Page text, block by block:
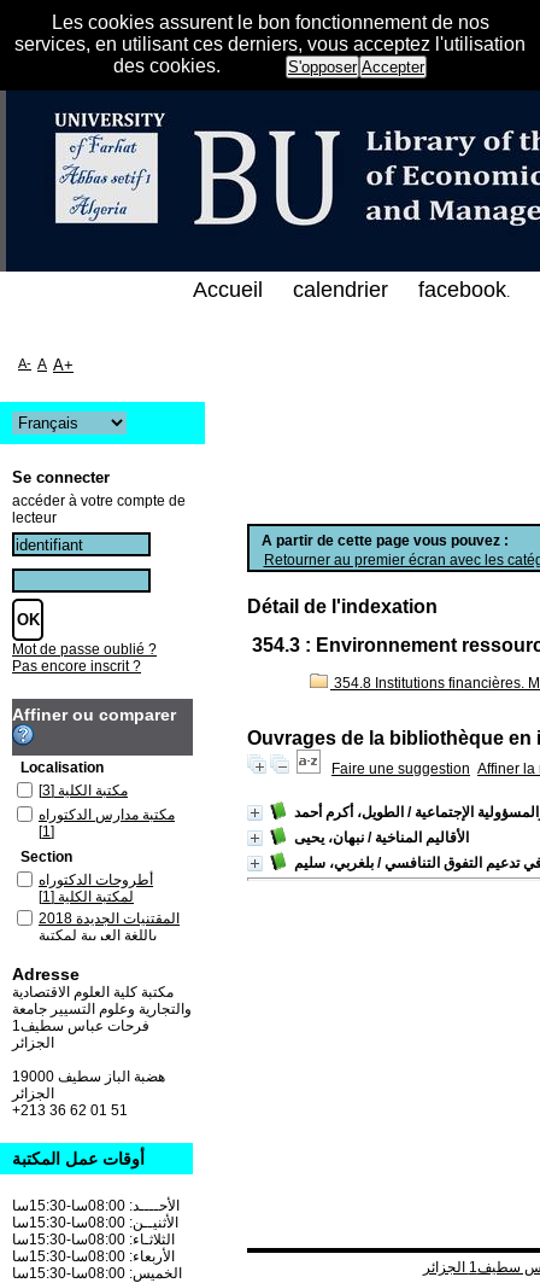
Les cookies assurent le bon fonctionnement de nos
services, en utilisant ces derniers, vous acceptez l'utilisation
des cookies.
S'opposer Accepter
الإلكتروني على الخط المباشر لمكتبة كلية
A partir de cette page vous pouvez :
Retourner au premier écran avec les
Détail de l'indexation
354.3 : Environnement
354.8 Institutions financières.
Ouvrages de la bibliothèque en
Faire une suggestion Affiner la
الإجتماعية / الطويل، أكرم أحمد
الأقاليم المناخية / نبهان، يحيى
تدعيم التفوق التنافسي/ بلغربي، سليم
Accueil calendrier facebook.
A- A A+
Se connecter
accéder à votre compte de
lecteur
Mot de passe oublié ?
Pas encore inscrit ?
Affiner ou comparer
Localisation
مكتبة الكلية [3]
مكتبة مدارس الدكتوراه
[1]
Section
أطروحات الدكتوراه
لمكتبة الكلية [1]
المقتنيات الجديدة 2018
باللغة العربية لمكتبة
كتب باللغة العربية لمكتبة
الكلية[1]
كتب باللغة العربية لمكتبة
مدارس الدكتوراه[1]
Adresse
مكتبة كلية العلوم الاقتصادية
والتجارية وعلوم التسيير جامعة
فرحات عباس سطيف1
الجزائر
19000 هضبة الباز سطيف
+213 36 62 01 51
أوقات عمل المكتبة
الأحــــد: 08:00سا-15:30سا
الأثنيــن: 08:00سا-15:30سا
الثلاثـاء: 08:00سا-15:30سا
الأربعاء: 08:00سا-15:30سا
الخميس: 08:00سا-15:30سا